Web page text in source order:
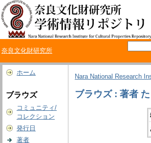
奈良文化財研究所
ホーム
ブラウズ
コミュニティ/
コレクション
発行日
著者
Nara National Research
ブラウズ : 著者